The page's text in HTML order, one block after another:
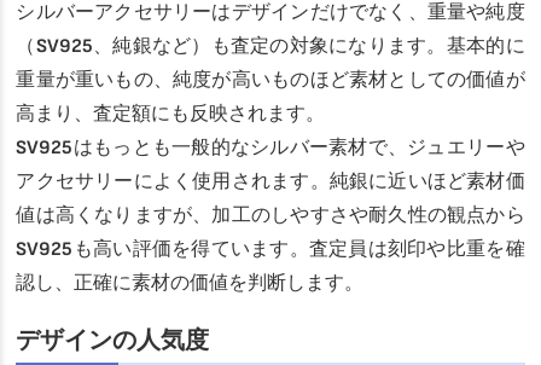
シルバーアクセサリーはデザインだけでなく、重量や純度
（SV925、純銀など）も査定の対象になります。基本的に
重量が重いもの、純度が高いものほど素材としての価値が
高まり、査定額にも反映されます。
SV925はもっとも一般的なシルバー素材で、ジュエリーや
アクセサリーによく使用されます。純銀に近いほど素材価
値は高くなりますが、加工のしやすさや耐久性の観点から
SV925も高い評価を得ています。査定員は刻印や比重を確
認し、正確に素材の価値を判断します。
デザインの人気度